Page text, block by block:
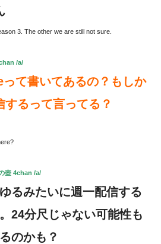
3. The other we are still not sure.
/a/
て書いてあるの？もしか
するって言ってる？
壺 4chan /a/
るみたいに週一配信する
24分尺じゃない可能性も
のかも？